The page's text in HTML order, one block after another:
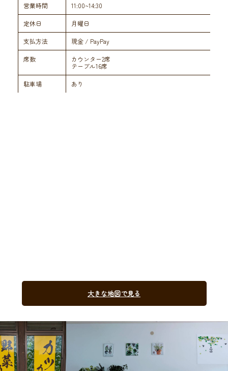
営業時間 11:00~14:30
定休日 月曜日
支払方法 現金 / PayPay
席数
カウンター2席
テーブル16席
駐車場 あり
大きな地図で見る